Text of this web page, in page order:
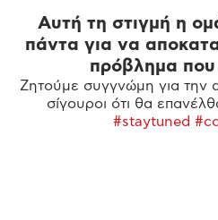
Αυτή τη στιγμή η
πάντα για να
πρόβλημα
Ζητούμε συγγνώμη για την
σίγουροι ότι θα
#staytuned